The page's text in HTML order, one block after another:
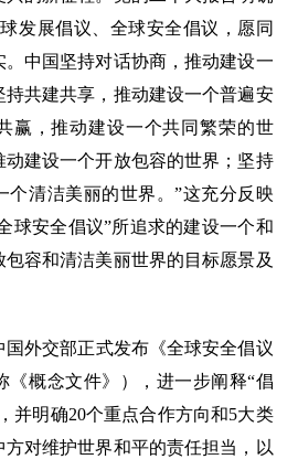
发展倡议、全球安全倡议，愿同
中国坚持对话协商，推动建设一
共建共享，推动建设一个普遍安
赢，推动建设一个共同繁荣的世
建设一个开放包容的世界；坚持
个清洁美丽的世界。”这充分反映
球安全倡议”所追求的建设一个和
容和清洁美丽世界的目标愿景及
国外交部正式发布《全球安全倡议
《概念文件》），进一步阐释“倡
并明确20个重点合作方向和5大类
对维护世界和平的责任担当，以